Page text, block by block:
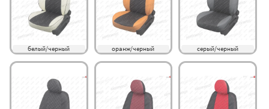
белый/черный оранж/черный серый/черный